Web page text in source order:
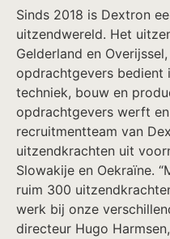
Sinds 2018 is Dextron
uitzendwereld. Het
Gelderland en
opdrachtgevers bedient
techniek, bouw en
opdrachtgevers werft
recruitmentteam van
uitzendkrachten uit
Slowakije en Oekraïne.
ruim 300
werk bij onze
directeur Hugo